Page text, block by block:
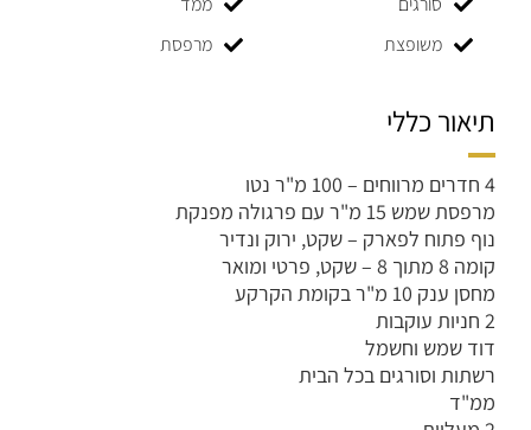
משופצת
מרפסת
תיאור כללי
מרפסת שמש 15 מ"ר עם פרגולה מפנקת
נוף פתוח לפארק – שקט, ירוק ונדיר
קומה 8 מתוך 8 – שקט, פרטי ומואר
מחסן ענק 10 מ"ר בקומת הקרקע
דוד שמש וחשמל
רשתות וסורגים בכל הבית
ממ"ד